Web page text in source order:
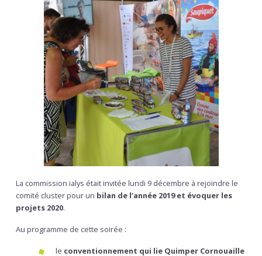
La commission ialys était invitée lundi 9 décembre à rejoindre le
comité cluster pour un bilan de l’année 2019 et évoquer les
projets 2020.
Au programme de cette soirée :
le conventionnement qui lie Quimper Cornouaille